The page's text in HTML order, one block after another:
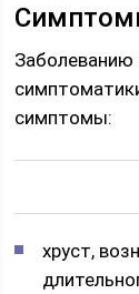
Заболеванию
симптомы:
хруст,